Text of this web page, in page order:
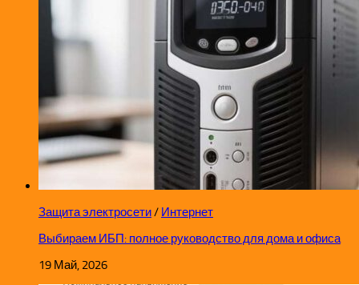
Защита электросети/ Интернет
Выбираем ИБП: полное руководство для дома и офиса
19 Май, 2026